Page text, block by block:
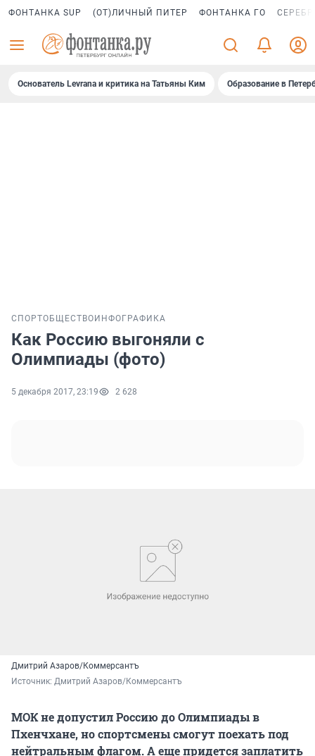
ФОНТАНКА SUP (ОТ)ЛИЧНЫЙ ПИТЕР ФОНТАНКА ГО
Основатель Levrana и критика на Татьяны Ким Образование в
СПОРТОБЩЕСТВО ИНФОГРАФИКА
Как Россию выгоняли с
Олимпиады (фото)
5 декабря 2017, 23:19 2 628
Дмитрий Азаров/Коммерсантъ
Источник: Дмитрий Азаров/Коммерсантъ
МОК не допустил Россию до Олимпиады в
Пхенчхане, но спортсмены смогут поехать под
нейтральным флагом. А еще придется заплатить